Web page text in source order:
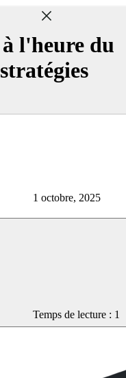
l'heure du
1 octobre, 2025
Temps de lecture : 1